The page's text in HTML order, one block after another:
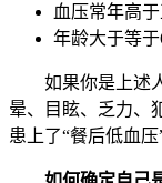
血压常年高
年龄大于等于
如果你是上述
晕、目眩、乏力、
患上了“餐后低血压”